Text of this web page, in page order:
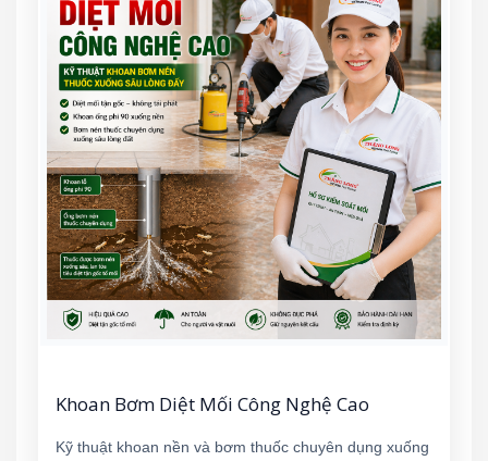
Khoan Bơm Diệt Mối Công Nghệ Cao
Kỹ thuật khoan nền và bơm thuốc chuyên dụng xuống